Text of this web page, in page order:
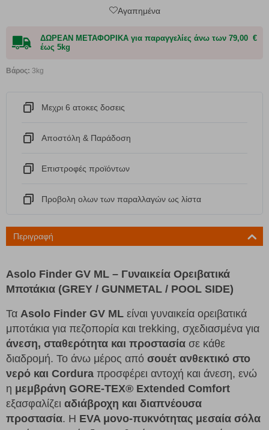
Αγαπημένα
ΔΩΡΕΑΝ ΜΕΤΑΦΟΡΙΚΑ για παραγγελίες άνω των 79,00 €
έως 5kg
Βάρος: 3kg
Μεχρι 6 ατοκες δοσεις
Αποστόλη & Παράδοση
Eπιστροφές προϊόντων
Προβολη ολων των παραλλαγών ως λίστα
Περιγραφή
Asolo Finder GV ML – Γυναικεία Ορειβατικά
Μποτάκια (GREY / GUNMETAL / POOL SIDE)
Τα Asolo Finder GV ML είναι γυναικεία ορειβατικά
μποτάκια για πεζοπορία και trekking, σχεδιασμένα για
άνεση, σταθερότητα και προστασία σε κάθε
διαδρομή. Το άνω μέρος από σουέτ ανθεκτικό στο
νερό και Cordura προσφέρει αντοχή και άνεση, ενώ
η μεμβράνη GORE-TEX® Extended Comfort
εξασφαλίζει αδιάβροχη και διαπνέουσα
προστασία. Η EVA μονο-πυκνότητας μεσαία σόλα